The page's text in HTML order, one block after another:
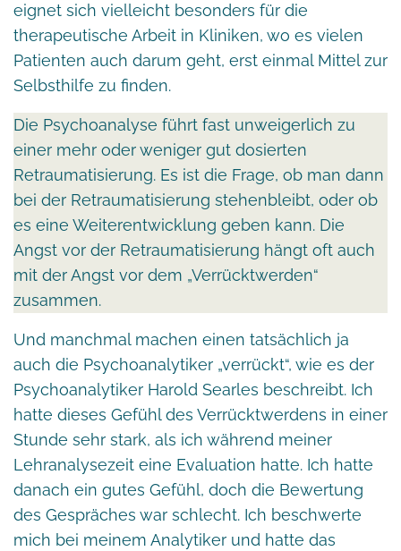
eignet sich vielleicht besonders für die
therapeutische Arbeit in Kliniken, wo es vielen
Patienten auch darum geht, erst einmal Mittel zur
Selbsthilfe zu finden.
Die Psychoanalyse führt fast unweigerlich zu
einer mehr oder weniger gut dosierten
Retraumatisierung. Es ist die Frage, ob man dann
bei der Retraumatisierung stehenbleibt, oder ob
es eine Weiterentwicklung geben kann. Die
Angst vor der Retraumatisierung hängt oft auch
mit der Angst vor dem „Verrücktwerden“
zusammen.
Und manchmal machen einen tatsächlich ja
auch die Psychoanalytiker „verrückt“, wie es der
Psychoanalytiker Harold Searles beschreibt. Ich
hatte dieses Gefühl des Verrücktwerdens in einer
Stunde sehr stark, als ich während meiner
Lehranalysezeit eine Evaluation hatte. Ich hatte
danach ein gutes Gefühl, doch die Bewertung
des Gespräches war schlecht. Ich beschwerte
mich bei meinem Analytiker und hatte das